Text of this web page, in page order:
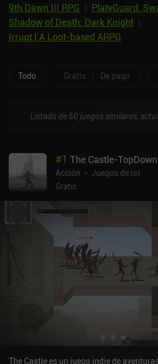
9th Dawn III RPG
PlatyGuard:
Shadow of Death: Dark Knight
Irrupt | A Loot-based ARPG
Todo Gratis De pago
Listado de 60 juegos similares,
#1 The Castle-
Acción
Juegos de rol
Gratis
The Castle es un juego indie de